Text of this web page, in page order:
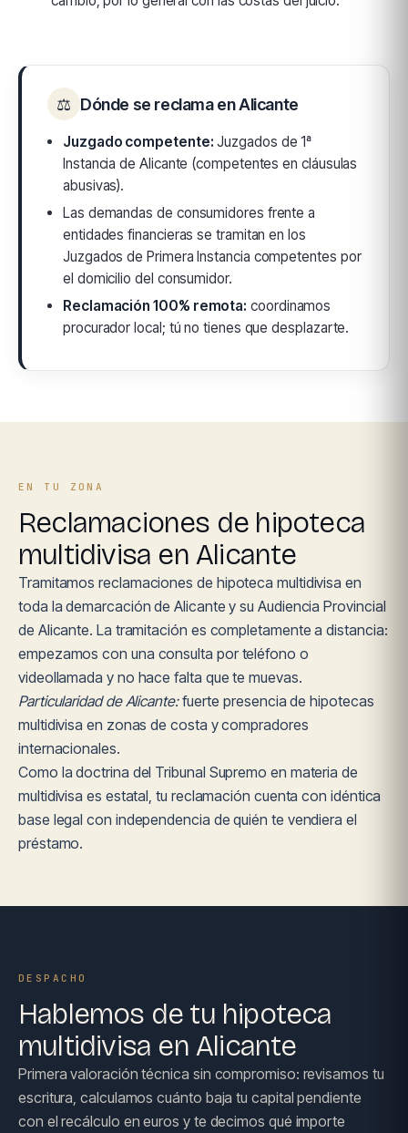
⚖ Dónde se reclama en Alicante
Juzgado competente: Juzgados de 1ª
Instancia de Alicante (competentes en cláusulas
abusivas).
Las demandas de consumidores frente a
entidades financieras se tramitan en los
Juzgados de Primera Instancia competentes por
el domicilio del consumidor.
Reclamación 100% remota: coordinamos
procurador local; tú no tienes que desplazarte.
EN TU ZONA
Reclamaciones de hipoteca
multidivisa en Alicante
Tramitamos reclamaciones de hipoteca multidivisa en
toda la demarcación de Alicante y su Audiencia Provincial
de Alicante. La tramitación es completamente a distancia:
empezamos con una consulta por teléfono o
videollamada y no hace falta que te muevas.
Particularidad de Alicante:fuerte presencia de hipotecas
multidivisa en zonas de costa y compradores
internacionales.
Como la doctrina del Tribunal Supremo en materia de
multidivisa es estatal, tu reclamación cuenta con idéntica
base legal con independencia de quién te vendiera el
préstamo.
DESPACHO
Hablemos de tu hipoteca
multidivisa en Alicante
Primera valoración técnica sin compromiso: revisamos tu
escritura, calculamos cuánto baja tu capital pendiente
con el recálculo en euros y te decimos qué importe